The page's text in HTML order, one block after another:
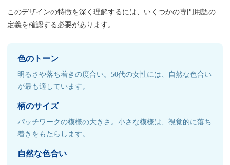
このデザインの特徴を深く理解するには、いくつかの専門用語の
定義を確認する必要があります。
色のトーン
明るさや落ち着きの度合い。50代の女性には、自然な色合い
が最も適しています。
柄のサイズ
パッチワークの模様の大きさ。小さな模様は、視覚的に落ち
着きをもたらします。
自然な色合い